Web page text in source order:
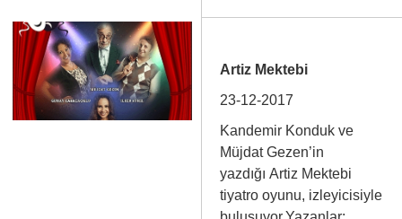
Artiz Mektebi
23-12-2017
Kandemir Konduk ve
Müjdat Gezen’in
yazdığı Artiz Mektebi
tiyatro oyunu, izleyicisiyle